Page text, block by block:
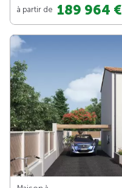
à partir de 189 964 €